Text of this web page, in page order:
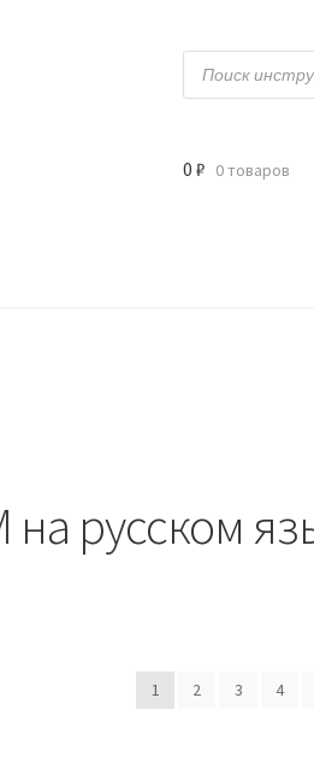
Поиск
товаров
0 ₽ 0 товаров
на русском
1 2 3 4